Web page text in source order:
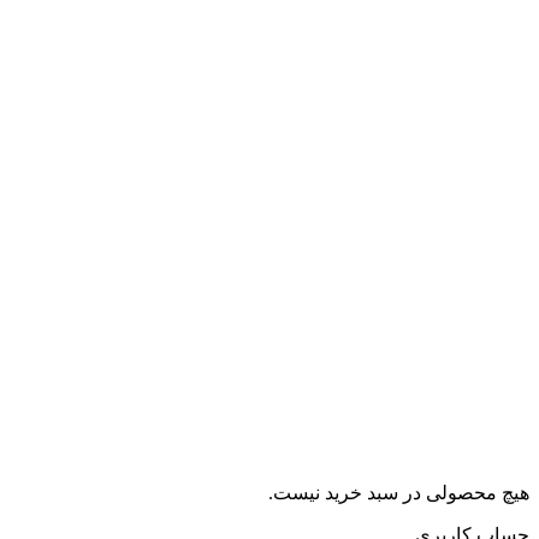
هیچ محصولی در سبد خرید نیست.
حساب کاربری